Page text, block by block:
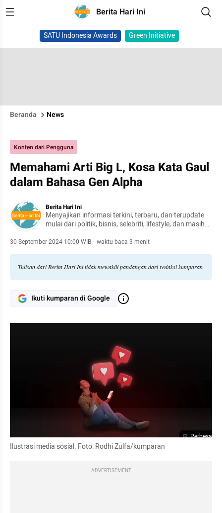
Berita Hari Ini
SATU Indonesia Awards Green Initiative
Beranda News
Konten dari Pengguna
Memahami Arti Big L, Kosa Kata Gaul
dalam Bahasa Gen Alpha
Berita Hari Ini
Menyajikan informasi terkini, terbaru, dan terupdate
mulai dari politik, bisnis, selebriti, lifestyle, dan masih
30 September 2024 10:00 WIB · waktu baca 3 menit
Tulisan dari Berita Hari Ini tidak mewakili pandangan dari redaksi kumparan
Ikuti kumparan di Google
Perbesar
Ilustrasi media sosial. Foto: Rodhi Zulfa/kumparan
ADVERTISEMENT